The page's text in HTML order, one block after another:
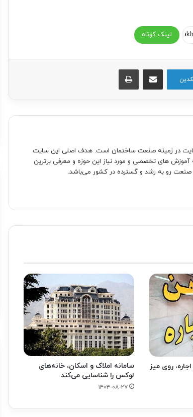
لینک کوتاه
اشتراک گذاری از طریق ایمیل چاپ
در زمینه صنعت ساختمان است. هدف اصلی این سایت
آموزش های تخصصی و مورد نیاز این حوزه و معرفی برترین
رو به رشد و گسترده در کشور می‌باشد.
روی میز
سامانه املاک و اسکان، خانه‌های
لوکس را شناسایی می‌کند
۱۴۰۳-۰۸-۲۷